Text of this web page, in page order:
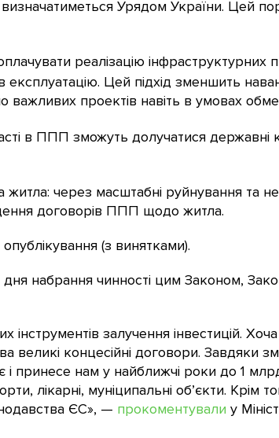
Урядом України. Цей
реалізацію інфраструктурних
Цей підхід зменшить
важливих проектів навіть в умовах
в ППП зможуть долучатися державні
житла: через масштабні руйнування та
договорів ППП щодо житла.
(з винятками).
набрання чинності цим Законом,
залучення інвестицій.
концесійні договори. Завдяки
нам у найближчі роки до 1 млрд
лікарні, муніципальні об’єкти. Крім
ЄС», — прокоментували у